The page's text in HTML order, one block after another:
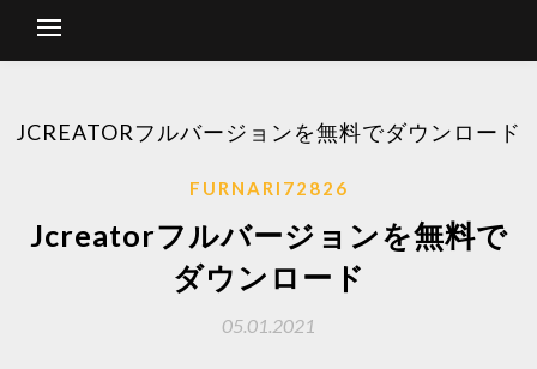
JCREATORフルバージョンを無料でダウンロード
FURNARI72826
Jcreatorフルバージョンを無料で
ダウンロード
05.01.2021